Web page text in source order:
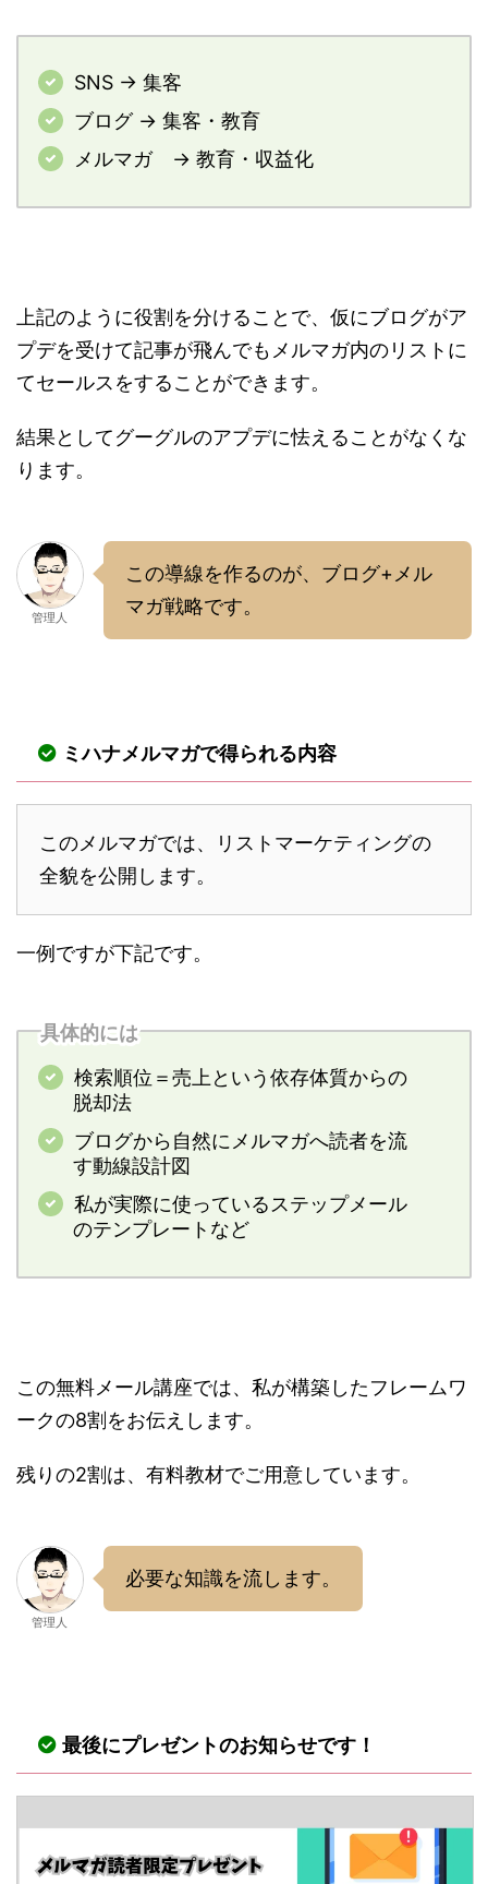
SNS → 集客
ブログ → 集客・教育
メルマガ → 教育・収益化
上記のように役割を分けることで、仮にブログがア
プデを受けて記事が飛んでもメルマガ内のリストに
てセールスをすることができます。
結果としてグーグルのアプデに怯えることがなくな
ります。
管理人
この導線を作るのが、ブログ+メル
マガ戦略です。
ミハナメルマガで得られる内容
このメルマガでは、リストマーケティングの
全貌を公開します。
一例ですが下記です。
具体的には
検索順位＝売上という依存体質からの
脱却法
ブログから自然にメルマガへ読者を流
す動線設計図
私が実際に使っているステップメール
のテンプレートなど
この無料メール講座では、私が構築したフレームワ
ークの8割をお伝えします。
残りの2割は、有料教材でご用意しています。
管理人
必要な知識を流します。
最後にプレゼントのお知らせです！